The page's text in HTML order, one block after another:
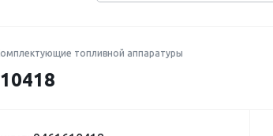
топливной аппаратуры